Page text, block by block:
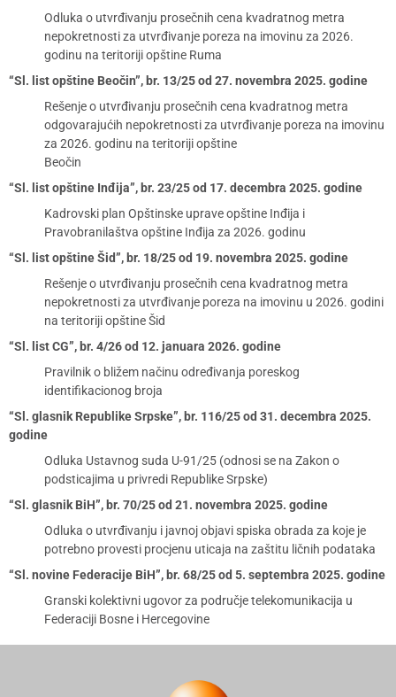
Odluka o utvrđivanju prosečnih cena kvadratnog metra
nepokretnosti za utvrđivanje poreza na imovinu za 2026.
godinu na teritoriji opštine Ruma
“Sl. list opštine Beočin”, br. 13/25 od 27. novembra 2025. godine
Rešenje o utvrđivanju prosečnih cena kvadratnog metra
odgovarajućih nepokretnosti za utvrđivanje poreza na imovinu
za 2026. godinu na teritoriji opštine
Beočin
“Sl. list opštine Inđija”, br. 23/25 od 17. decembra 2025. godine
Kadrovski plan Opštinske uprave opštine Inđija i
Pravobranilaštva opštine Inđija za 2026. godinu
“Sl. list opštine Šid”, br. 18/25 od 19. novembra 2025. godine
Rešenje o utvrđivanju prosečnih cena kvadratnog metra
nepokretnosti za utvrđivanje poreza na imovinu u 2026. godini
na teritoriji opštine Šid
“Sl. list CG”, br. 4/26 od 12. januara 2026. godine
Pravilnik o bližem načinu određivanja poreskog
identifikacionog broja
“Sl. glasnik Republike Srpske”, br. 116/25 od 31. decembra 2025.
godine
Odluka Ustavnog suda U-91/25 (odnosi se na Zakon o
podsticajima u privredi Republike Srpske)
“Sl. glasnik BiH”, br. 70/25 od 21. novembra 2025. godine
Odluka o utvrđivanju i javnoj objavi spiska obrada za koje je
potrebno provesti procjenu uticaja na zaštitu ličnih podataka
“Sl. novine Federacije BiH”, br. 68/25 od 5. septembra 2025. godine
Granski kolektivni ugovor za područje telekomunikacija u
Federaciji Bosne i Hercegovine